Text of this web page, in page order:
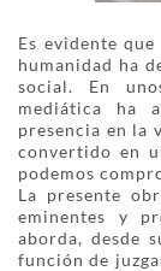
Es evidente
humanidad ha
social. En
mediática ha
presencia en la
convertido en
podemos
La presente
eminentes y
aborda, desde
función de